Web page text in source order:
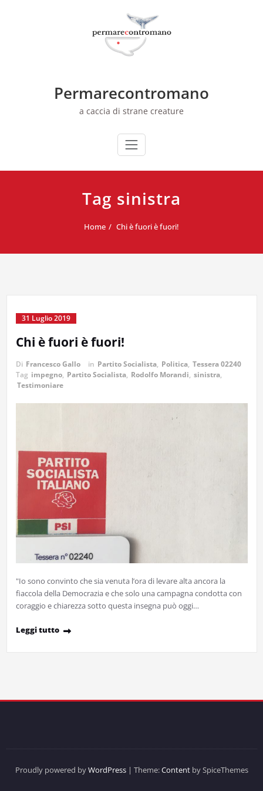
Permarecontromano
a caccia di strane creature
Tag sinistra
Home Chi è fuori è fuori!
31 Luglio 2019
Chi è fuori è fuori!
Di Francesco Gallo in Partito Socialista, Politica, Tessera 02240
Tag impegno, Partito Socialista, Rodolfo Morandi, sinistra,
Testimoniare
"Io sono convinto che sia venuta l’ora di levare alta ancora la
fiaccola della Democrazia e che solo una campagna condotta con
coraggio e chiarezza sotto questa insegna può oggi…
Leggi tutto
Proudly powered byWordPress| Theme:Contentby SpiceThemes